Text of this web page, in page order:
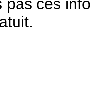
pas ces